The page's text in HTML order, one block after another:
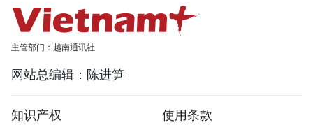
主管部门：越南通讯社
网站总编辑：陈进笋
知识产权 使用条款